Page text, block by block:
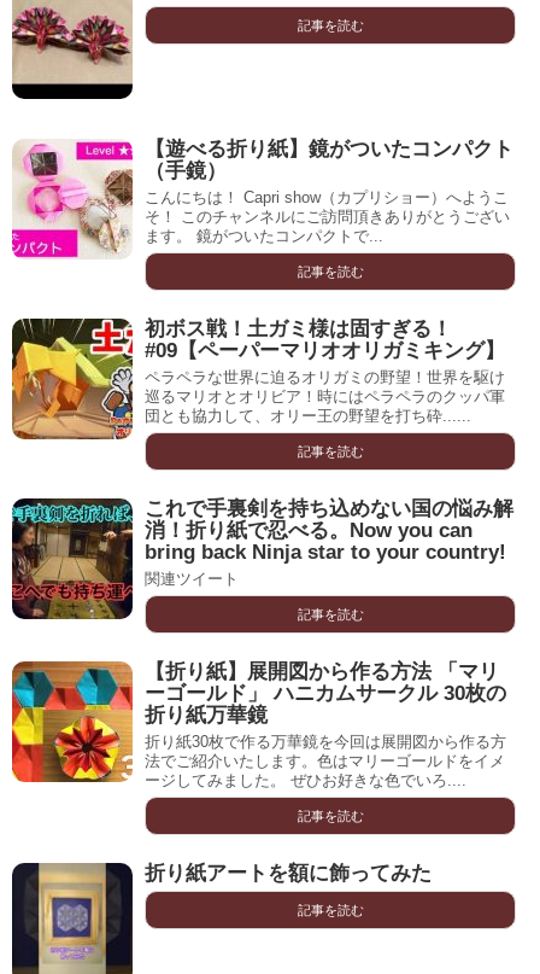
記事を読む
【遊べる折り紙】鏡がついたコンパクト
（手鏡）
こんにちは！ Capri show（カプリショー）へようこ
そ！ このチャンネルにご訪問頂きありがとうござい
ます。 鏡がついたコンパクトで...
記事を読む
初ボス戦！土ガミ様は固すぎる！
#09【ペーパーマリオオリガミキング】
ペラペラな世界に迫るオリガミの野望！世界を駆け
巡るマリオとオリビア！時にはペラペラのクッパ軍
団とも協力して、オリー王の野望を打ち砕......
記事を読む
これで手裏剣を持ち込めない国の悩み解
消！折り紙で忍べる。Now you can
bring back Ninja star to your country!
関連ツイート
記事を読む
【折り紙】展開図から作る方法 「マリ
ーゴールド」 ハニカムサークル 30枚の
折り紙万華鏡
折り紙30枚で作る万華鏡を今回は展開図から作る方
法でご紹介いたします。色はマリーゴールドをイメ
ージしてみました。 ぜひお好きな色でいろ....
記事を読む
折り紙アートを額に飾ってみた
記事を読む